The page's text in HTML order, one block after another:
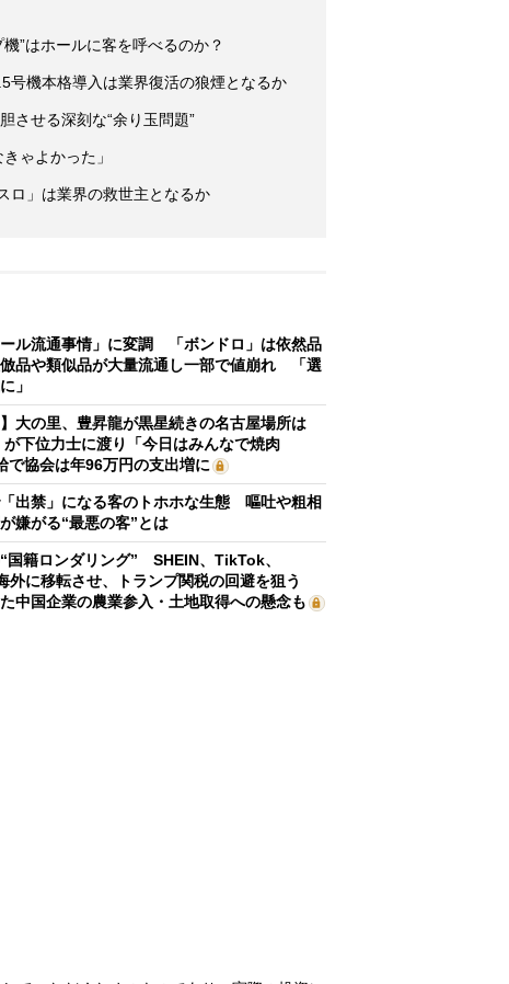
”はホールに客を呼べるのか？
号機本格導入は業界復活の狼煙となるか
させる深刻な“余り玉問題”
ゃよかった」
ロ」は業界の救世主となるか
ル流通事情」に変調 「ボンドロ」は依然品
品や類似品が大量流通し一部で値崩れ 「選
」
】大の里、豊昇龍が黒星続きの名古屋場所は
が下位力士に渡り「今日はみんなで焼肉
協会は年96万円の支出増に
出禁」になる客のトホホな生態 嘔吐や粗相
嫌がる“最悪の客”とは
国籍ロンダリング” SHEIN、TikTok、
外に移転させ、トランプ関税の回避を狙う
中国企業の農業参入・土地取得への懸念も